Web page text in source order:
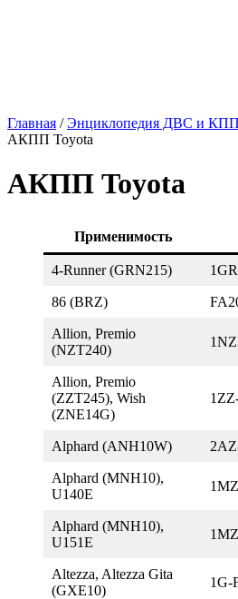
Главная /Энциклопедия ДВС и КПП
АКПП Toyota
АКПП Toyota
Применимость
4-Runner (GRN215)
86 (BRZ)
Allion, Premio
(NZT240)
Allion, Premio
(ZZT245), Wish
(ZNE14G)
Alphard (ANH10W)
Alphard (MNH10),
U140E
Alphard (MNH10),
U151E
Altezza, Altezza Gita
(GXE10)
1G-